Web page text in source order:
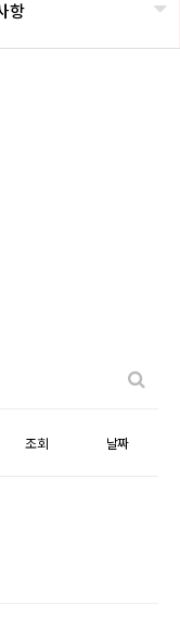
항
조회 날짜